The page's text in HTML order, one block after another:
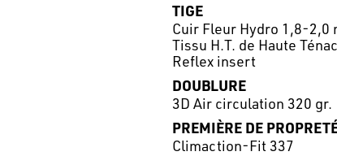
TIGE
Cuir Fleur Hydro 1,8-2,0
Tissu H.T. de Haute
Reflex insert
DOUBLURE
3D Air circulation 320 gr.
PREMIÈRE DE
Climaction-Fit 337